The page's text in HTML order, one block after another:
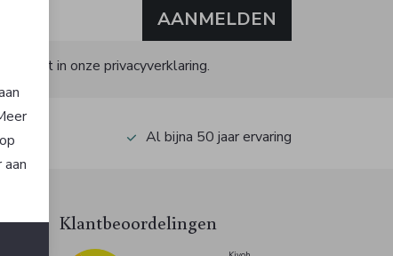
AANMELDEN
dit in onze privacyverklaring.
Al bijna 50 jaar ervaring
Klantbeoordelingen